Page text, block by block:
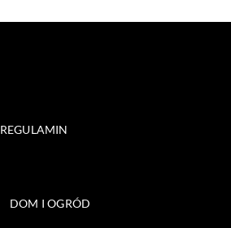
REGULAMIN
DOM I OGRÓD